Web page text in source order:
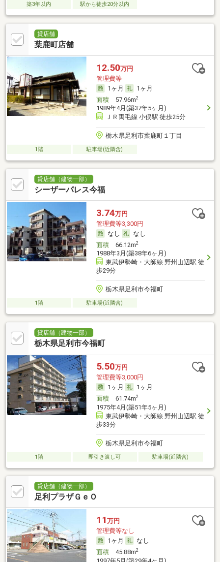
築3年以内
駅から徒歩20分以内
貸店舗
葉鹿町店舗
12.50万円
管理費等-
1ヶ月
1ヶ月
面積57.96m2
1989年4月(築37年5ヶ月)
ＪＲ両毛線 小俣駅 徒歩25分
栃木県足利市葉鹿町１丁目
1階 駐車場(近隣含)
貸店舗（建物一部）
シーザーパレス今福
3.74万円
管理費等3,300円
なし
なし
面積66.12m2
1988年3月(築38年6ヶ月)
東武伊勢崎・大師線 野州山辺駅 徒
歩29分
栃木県足利市今福町
1階 駐車場(近隣含)
貸店舗（建物一部）
栃木県足利市今福町
5.50万円
管理費等3,000円
1ヶ月
1ヶ月
面積61.74m2
1975年4月(築51年5ヶ月)
東武伊勢崎・大師線 野州山辺駅 徒
歩33分
栃木県足利市今福町
1階 即引き渡し可 駐車場(近隣含)
貸店舗（建物一部）
足利プラザＧｅＯ
11 万円
管理費等なし
1ヶ月
なし
面積45.88m2